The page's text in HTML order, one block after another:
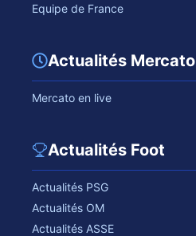
Equipe de France
Actualités Mercato
Mercato en live
Actualités Foot
Actualités PSG
Actualités OM
Actualités ASSE